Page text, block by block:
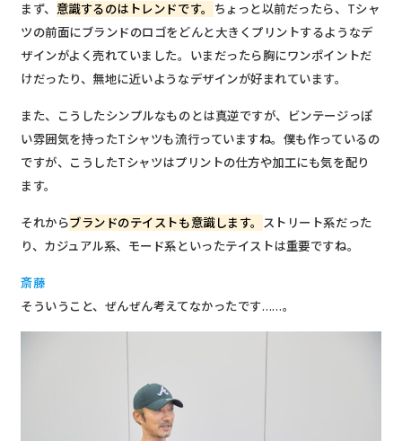
まず、 意識するのはトレンドです。 ちょっと以前だったら、Tシャ
ツの前面にブランドのロゴをどんと大きくプリントするようなデ
ザインがよく売れていました。いまだったら胸にワンポイントだ
けだったり、無地に近いようなデザインが好まれています。
また、こうしたシンプルなものとは真逆ですが、ビンテージっぽ
い雰囲気を持ったTシャツも流行っていますね。僕も作っているの
ですが、こうしたTシャツはプリントの仕方や加工にも気を配り
ます。
それからブランドのテイストも意識します。 ストリート系だった
り、カジュアル系、モード系といったテイストは重要ですね。
斎藤
そういうこと、ぜんぜん考えてなかったです……。